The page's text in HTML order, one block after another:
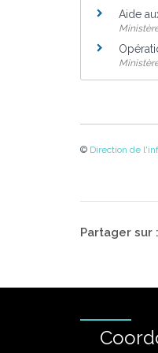
Aide
© Direction de
Partager sur :